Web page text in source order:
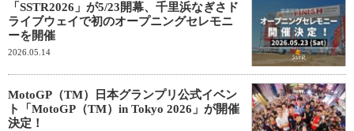
「SSTR2026」が5/23開幕、千里浜なぎさド
ライブウェイで初のオープニングセレモニ
ーを開催
2026.05.14
MotoGP（TM）日本グランプリ公式イベン
ト「MotoGP（TM）in Tokyo 2026」が開催
決定！